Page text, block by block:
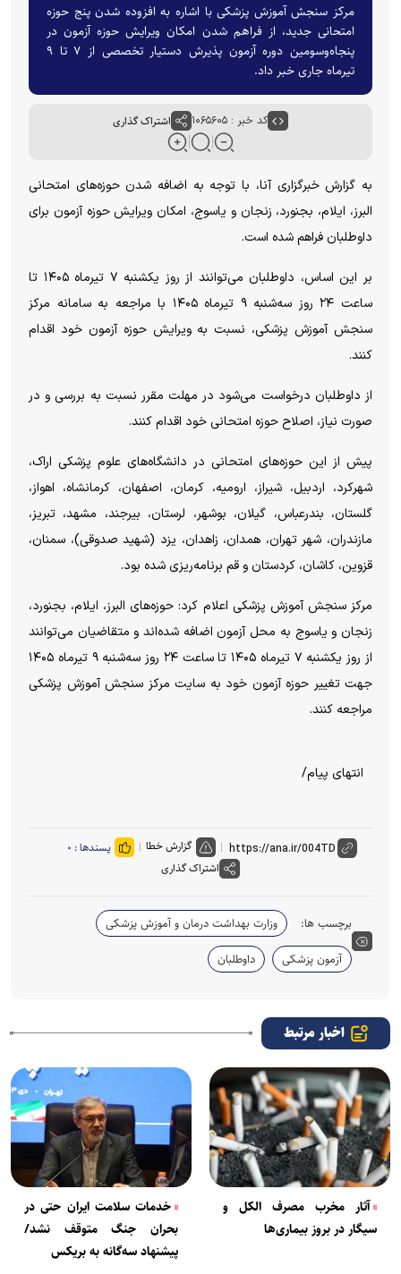
مرکز سنجش آموزش پزشکی با اشاره به افزوده شدن پنج حوزه
امتحانی جدید، از فراهم شدن امکان ویرایش حوزه آزمون در
پنجاه‌وسومین دوره آزمون پذیرش دستیار تخصصی از ۷ تا ۹
تیرماه جاری خبر داد.
کد خبر : ۱۰۶۵۶۰۵ اشتراک گذاری
به گزارش خبرگزاری آنا، با توجه به اضافه شدن حوزه‌های امتحانی
البرز، ایلام، بجنورد، زنجان و یاسوج، امکان ویرایش حوزه آزمون برای
داوطلبان فراهم شده است.
بر این اساس، داوطلبان می‌توانند از روز یکشنبه ۷ تیرماه ۱۴۰۵ تا
ساعت ۲۴ روز سه‌شنبه ۹ تیرماه ۱۴۰۵ با مراجعه به سامانه مرکز
سنجش آموزش پزشکی، نسبت به ویرایش حوزه آزمون خود اقدام
کنند.
از داوطلبان درخواست می‌شود در مهلت مقرر نسبت به بررسی و در
صورت نیاز، اصلاح حوزه امتحانی خود اقدام کنند.
پیش از این حوزه‌های امتحانی در دانشگاه‌های علوم پزشکی اراک،
شهرکرد، اردبیل، شیراز، ارومیه، کرمان، اصفهان، کرمانشاه، اهواز،
گلستان، بندرعباس، گیلان، بوشهر، لرستان، بیرجند، مشهد، تبریز،
مازندران، شهر تهران، همدان، زاهدان، یزد (شهید صدوقی)، سمنان،
قزوین، کاشان، کردستان و قم برنامه‌ریزی شده بود.
مرکز سنجش آموزش پزشکی اعلام کرد: حوزه‌های البرز، ایلام، بجنورد،
زنجان و یاسوج به محل آزمون اضافه شده‌اند و متقاضیان می‌توانند
از روز یکشنبه ۷ تیرماه ۱۴۰۵ تا ساعت ۲۴ روز سه‌شنبه ۹ تیرماه ۱۴۰۵
جهت تغییر حوزه آزمون خود به سایت مرکز سنجش آموزش پزشکی
مراجعه کنند.
انتهای پیام/
گزارش خطا پسندها : ۰
اشتراک گذاری
برچسب ها:
وزارت بهداشت درمان و آموزش پزشکی
آزمون پزشکی
داوطلبان
اخبار مرتبط
آثار مخرب مصرف الکل و
سیگار در بروز بیماری‌ها
خدمات سلامت ایران حتی در
بحران جنگ متوقف نشد/
پیشنهاد سه‌گانه به بریکس